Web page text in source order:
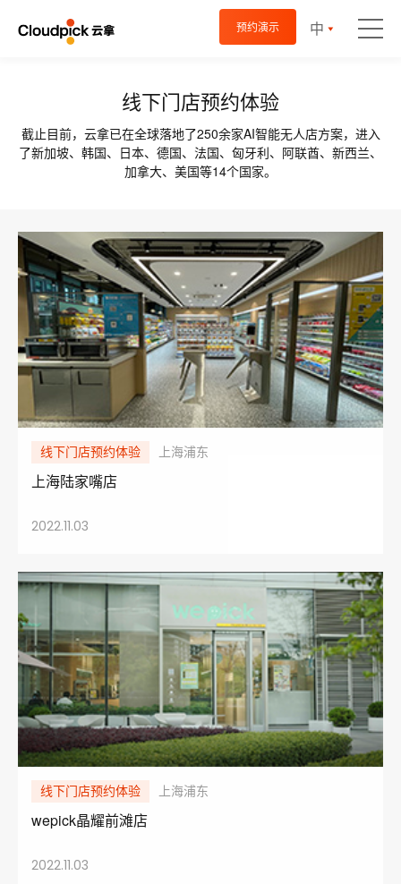
预约演示 中
线下门店预约体验
截止目前，云拿已在全球落地了250余家AI智能无人店方案，进入
了新加坡、韩国、日本、德国、法国、匈牙利、阿联酋、新西兰、
加拿大、美国等14个国家。
线下门店预约体验 上海浦东
上海陆家嘴店
2022.11.03
线下门店预约体验 上海浦东
wepick晶耀前滩店
2022.11.03